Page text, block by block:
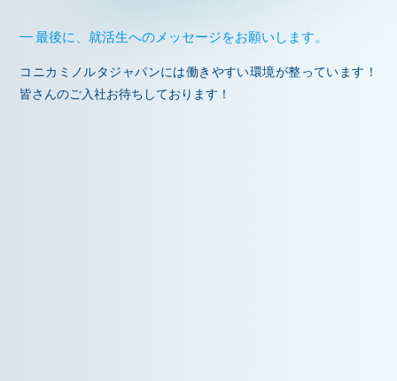
最後に、就活生へのメッセージをお願いします。
コニカミノルタジャパンには働きやすい環境が整っています！
皆さんのご入社お待ちしております！